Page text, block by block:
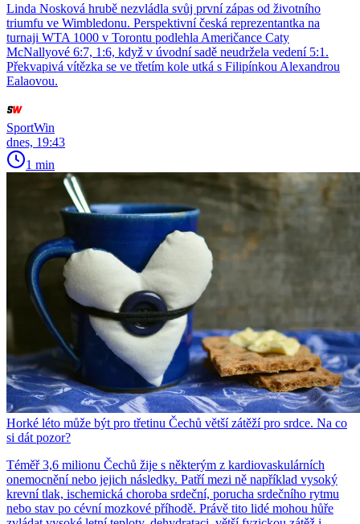
Linda Nosková hrubě nezvládla svůj první zápas od životního
triumfu ve Wimbledonu. Perspektivní česká reprezentantka na
turnaji WTA 1000 v Torontu podlehla Američance Caty
McNallyové 6:7, 1:6, když v úvodní sadě neudržela vedení 5:1.
Překvapivá vítězka se ve třetím kole utká s Filipínkou Alexandrou
Ealaovou.
SportWin
dnes, 19:43
1 min
Horké léto může být pro třetinu Čechů větší zátěží pro srdce. Na co
si dát pozor?
Téměř 3,6 milionu Čechů žije s některým z kardiovaskulárních
onemocnění nebo jejich následky. Patří mezi ně například vysoký
krevní tlak, ischemická choroba srdeční, porucha srdečního rytmu
nebo stav po cévní mozkové příhodě. Právě tito lidé mohou hůře